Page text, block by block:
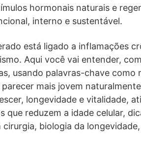
hormonais naturais e
interno e sustentável.
está ligado a inflamações
Aqui você vai entender,
usando palavras-chave
mais jovem
longevidade e vitalidade,
que reduzem a idade celular,
cirurgia, biologia da